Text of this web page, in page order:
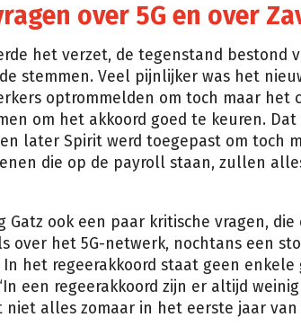
over 5G en over
het verzet, de tegenstand bestond
stemmen. Veel pijnlijker was het
optrommelden om toch maar het
om het akkoord goed te keuren.
later Spirit werd toegepast om toch
die op de payroll staan, zullen
Gatz ook een paar kritische vragen,
over het 5G-netwerk, nochtans een
het regeerakkoord staat geen enkele
een regeerakkoord zijn er altijd
niet alles zomaar in het eerste jaar